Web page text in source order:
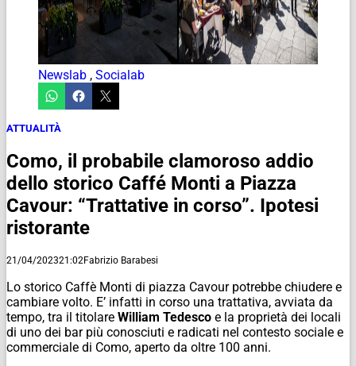
Newslab , Socialab
ATTUALITÀ
Como, il probabile clamoroso addio
dello storico Caffé Monti a Piazza
Cavour: “Trattative in corso”. Ipotesi
ristorante
21/04/202321:02Fabrizio Barabesi
Lo storico Caffè Monti di piazza Cavour potrebbe chiudere e
cambiare volto. E’ infatti in corso una trattativa, avviata da
tempo, tra il titolare William Tedesco e la proprietà dei locali
di uno dei bar più conosciuti e radicati nel contesto sociale e
commerciale di Como, aperto da oltre 100 anni.